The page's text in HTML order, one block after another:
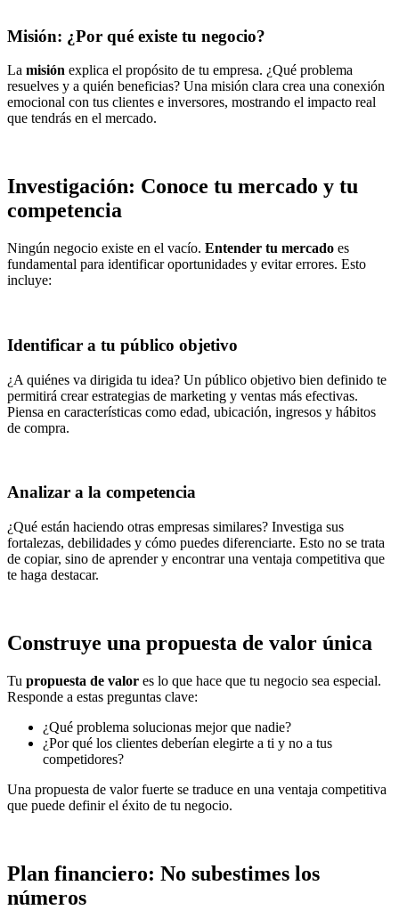
Misión: ¿Por qué existe tu negocio?
La misión explica el propósito de tu empresa. ¿Qué problema
resuelves y a quién beneficias? Una misión clara crea una conexión
emocional con tus clientes e inversores, mostrando el impacto real
que tendrás en el mercado.
Investigación: Conoce tu mercado y tu
competencia
Ningún negocio existe en el vacío. Entender tu mercado es
fundamental para identificar oportunidades y evitar errores. Esto
incluye:
Identificar a tu público objetivo
¿A quiénes va dirigida tu idea? Un público objetivo bien definido te
permitirá crear estrategias de marketing y ventas más efectivas.
Piensa en características como edad, ubicación, ingresos y hábitos
de compra.
Analizar a la competencia
¿Qué están haciendo otras empresas similares? Investiga sus
fortalezas, debilidades y cómo puedes diferenciarte. Esto no se trata
de copiar, sino de aprender y encontrar una ventaja competitiva que
te haga destacar.
Construye una propuesta de valor única
Tu propuesta de valor es lo que hace que tu negocio sea especial.
Responde a estas preguntas clave:
¿Qué problema solucionas mejor que nadie?
¿Por qué los clientes deberían elegirte a ti y no a tus
competidores?
Una propuesta de valor fuerte se traduce en una ventaja competitiva
que puede definir el éxito de tu negocio.
Plan financiero: No subestimes los
números